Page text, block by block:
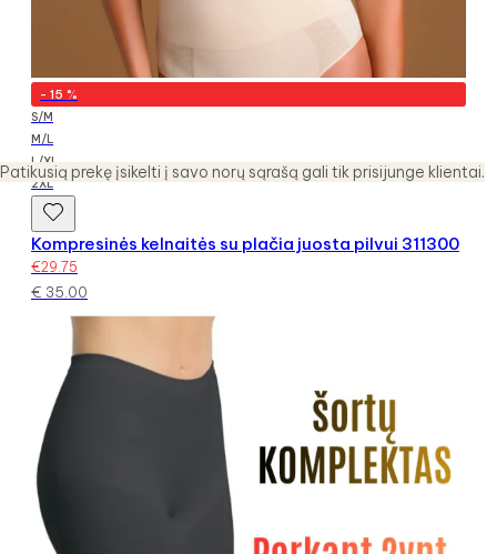
Patikusią prekę įsikelti į savo norų sąrašą gali tik prisijunge klientai.
- 15 %
S/M
M/L
L/XL
2XL
Kompresinės kelnaitės su plačia juosta pilvui 311300
€29.75
€ 35.00